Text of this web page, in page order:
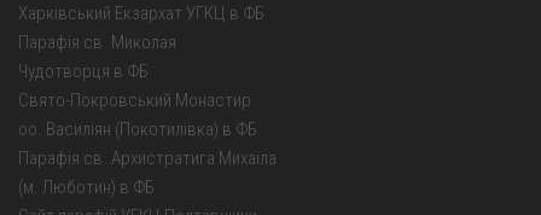
Харківський Екзархат УГКЦ в ФБ
Парафія св. Миколая
Чудотворця в ФБ
Свято-Покровський Монастир
оо. Василіян (Покотилівка) в ФБ
Парафія св. Архистратига Михаїла
(м. Люботин) в ФБ